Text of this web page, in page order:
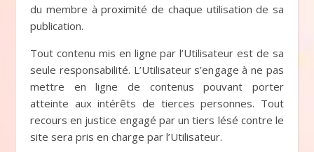
du membre à proximité de chaque utilisation de sa
publication.
Tout contenu mis en ligne par l’Utilisateur est de sa
seule responsabilité. L’Utilisateur s’engage à ne pas
mettre en ligne de contenus pouvant porter
atteinte aux intérêts de tierces personnes. Tout
recours en justice engagé par un tiers lésé contre le
site sera pris en charge par l’Utilisateur.